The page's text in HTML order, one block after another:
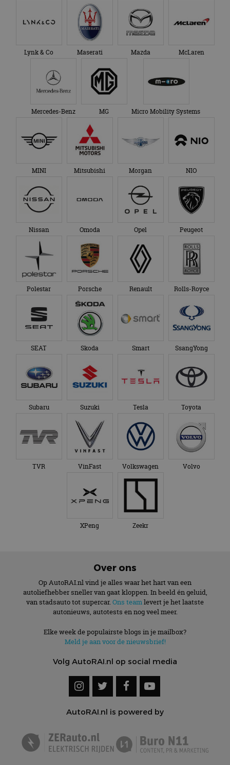
Lynk & Co Maserati Mazda McLaren
Mercedes-Benz MG Micro Mobility Systems
MINI Mitsubishi Morgan NIO
Nissan Omoda Opel Peugeot
Polestar Porsche Renault Rolls-Royce
SEAT Skoda Smart SsangYong
Subaru Suzuki Tesla Toyota
TVR VinFast Volkswagen Volvo
XPeng Zeekr
Over ons
Op AutoRAI.nl vind je alles waar het hart van een
autoliefhebber sneller van gaat kloppen. In beeld én geluid,
van stadsauto tot supercar. Ons teamlevert je het laatste
autonieuws, autotests en nog veel meer.
Elke week de populairste blogs in je mailbox?
Meld je aan voor de nieuwsbrief!
Volg AutoRAI.nl op social media
AutoRAI.nl is powered by